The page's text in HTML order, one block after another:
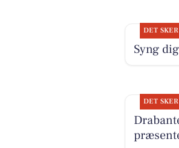
DET SKER
Syng
DET SKER